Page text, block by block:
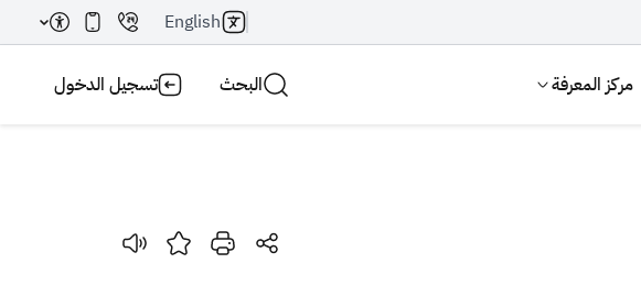
English
مركز المعرفة البحث تسجيل الدخول